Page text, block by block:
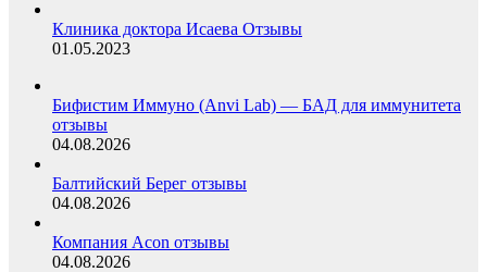
Клиника доктора Исаева Отзывы
01.05.2023
Бифистим Иммуно (Anvi Lab) — БАД для иммунитета
отзывы
04.08.2026
Балтийский Берег отзывы
04.08.2026
Компания Acon отзывы
04.08.2026